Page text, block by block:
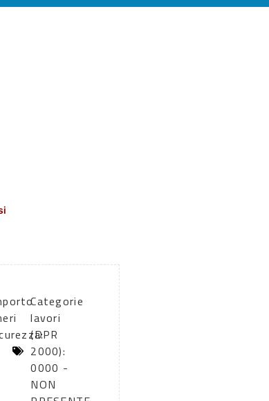
Categorie
lavori
(DPR
2000):
0000 -
NON